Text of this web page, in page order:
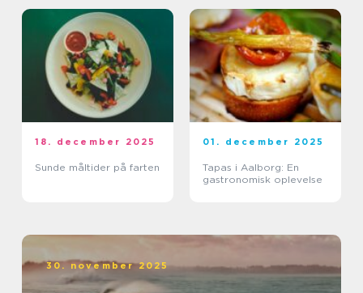
18. december 2025
Sunde måltider på farten
01. december 2025
Tapas i Aalborg: En
gastronomisk oplevelse
30. november 2025